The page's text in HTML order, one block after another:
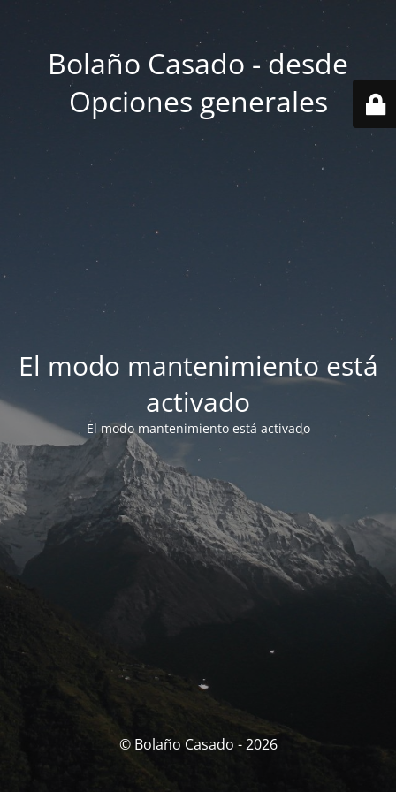
Bolaño Casado - desde
Opciones generales
El modo mantenimiento está
activado
El modo mantenimiento está activado
© Bolaño Casado - 2026